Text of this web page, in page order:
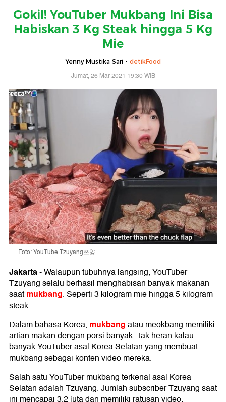
Gokil! YouTuber Mukbang Ini Bisa
Habiskan 3 Kg Steak hingga 5 Kg
Mie
Yenny Mustika Sari - detikFood
Jumat, 26 Mar 2021 19:30 WIB
Foto: YouTube Tzuyang쯔양
Jakarta-Walaupun tubuhnya langsing, YouTuber
Tzuyang selalu berhasil menghabisan banyak makanan
saatmukbang. Seperti 3 kilogram mie hingga 5 kilogram
steak.
Dalam bahasa Korea, mukbangatau meokbang memiliki
artian makan dengan porsi banyak. Tak heran kalau
banyak YouTuber asal Korea Selatan yang membuat
mukbang sebagai konten video mereka.
Salah satu YouTuber mukbang terkenal asal Korea
Selatan adalah Tzuyang. Jumlah subscriber Tzuyang saat